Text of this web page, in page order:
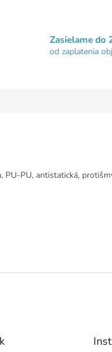
Zasielame do
od zaplatenia
PU-PU, antistatická,